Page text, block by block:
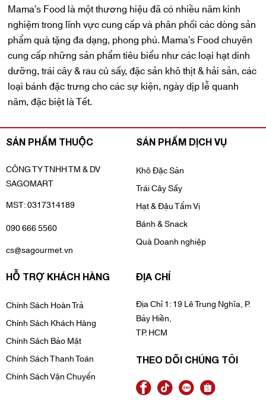
Mama’s Food là một thương hiệu đã có nhiều năm kinh
nghiệm trong lĩnh vực cung cấp và phân phối các dòng sản
phẩm quà tặng đa dạng, phong phú. Mama’s Food chuyên
cung cấp những sản phẩm tiêu biểu như các loại hạt dinh
dưỡng, trái cây & rau củ sấy, đặc sản khô thịt & hải sản, các
loại bánh đặc trưng cho các sự kiện, ngày dịp lễ quanh
năm, đặc biệt là Tết.
SẢN PHẨM THUỘC
CÔNG TY TNHH TM & DV
SAGOMART
MST: 0317314189
090 666 5560
cs@sagourmet.vn
SẢN PHẨM DỊCH VỤ
Khô Đặc Sản
Trái Cây Sấy
Hạt & Đậu Tẩm Vị
Bánh & Snack
Quà Doanh nghiệp
HỖ TRỢ KHÁCH HÀNG
Chính Sách Hoàn Trả
Chính Sách Khách Hàng
Chính Sách Bảo Mật
Chính Sách Thanh Toán
Chính Sách Vận Chuyển
ĐỊA CHỈ
Địa Chỉ 1: 19 Lê Trung Nghĩa, P.
Bảy Hiền,
TP. HCM
THEO DÕI CHÚNG TÔI